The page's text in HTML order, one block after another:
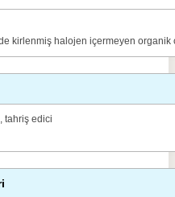
kirlenmiş halojen içermeyen organik
tahriş edici